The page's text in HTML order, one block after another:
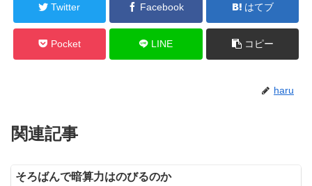
Twitter Facebook はてブ
Pocket LINE コピー
haru
関連記事
そろばんで暗算力はのびるのか